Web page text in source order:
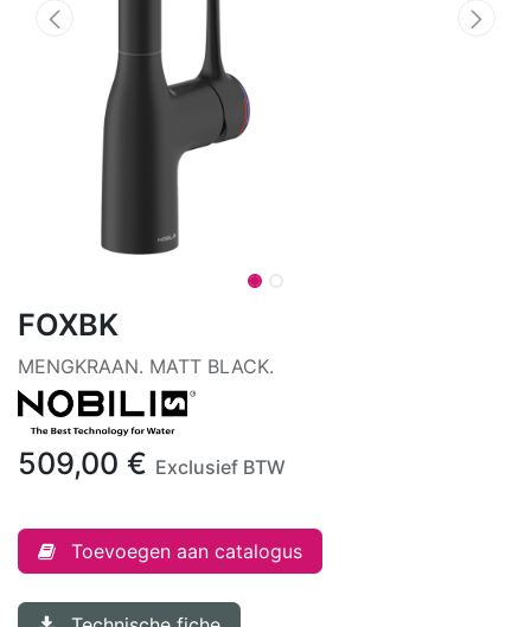
FOXBK
MENGKRAAN. MATT BLACK.
509,00 € Exclusief BTW
Toevoegen aan catalogus